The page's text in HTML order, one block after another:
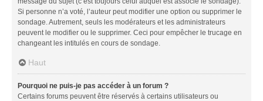
Si personne n’a voté, l’auteur peut modifier une option ou supprimer le
sondage. Autrement, seuls les modérateurs et les administrateurs
peuvent le modifier ou le supprimer. Ceci pour empêcher le trucage en
changeant les intitulés en cours de sondage.
Haut
Pourquoi ne puis-je pas accéder à un forum ?
Certains forums peuvent être réservés à certains utilisateurs ou